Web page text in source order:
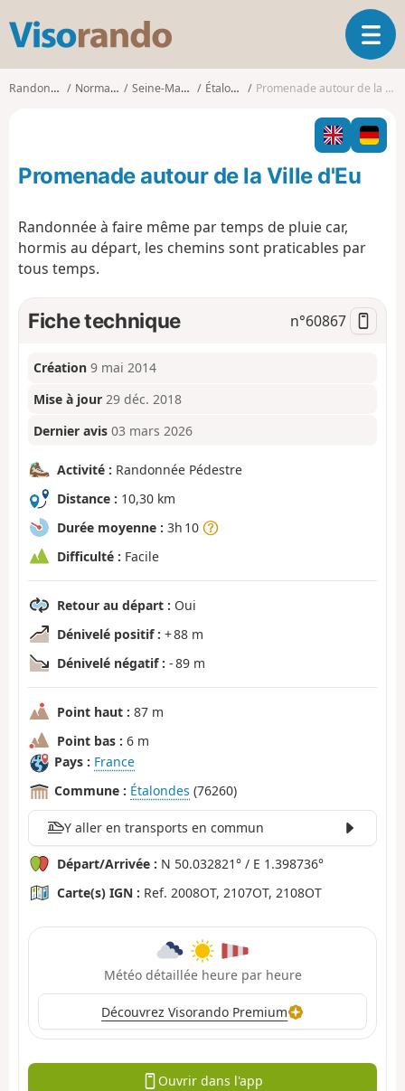
s
o
o
O
u
v
i
r
l
t
Randonnées Normandie Seine-Maritime Étalondes Promenade autour de la Ville d'Eu
Promenade autour de la Ville d'Eu
Randonnée à faire même par temps de pluie car,
hormis au départ, les chemins sont praticables par
tous temps.
Fiche technique n°60867
Création 9 mai 2014
Mise à jour 29 déc. 2018
Dernier avis 03 mars 2026
Activité : Randonnée Pédestre
Distance : 10,30 km
Durée moyenne : 3h 10
Difficulté : Facile
Retour au départ : Oui
Dénivelé positif : + 88 m
Dénivelé négatif : - 89 m
Point haut : 87 m
Point bas : 6 m
Pays : France
Commune : Étalondes (76260)
Y aller en transports en commun
Départ/Arrivée : N 50.032821° / E 1.398736°
Carte(s) IGN : Ref. 2008OT, 2107OT, 2108OT
Météo détaillée heure par heure
Découvrez Visorando Premium
Ouvrir dans l'app